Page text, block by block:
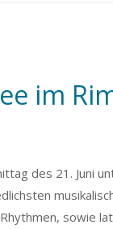
im
des 21. Juni
sowie